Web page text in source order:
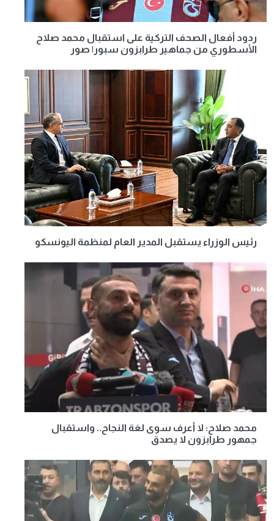
ردود أفعال الصحف التركية على استقبال محمد صلاح
الأسطوري من جماهير طرابزون سبور| صور
رئيس الوزراء يستقبل المدير العام لمنظمة اليونسكو
محمد صلاح: لا أعرف سوى لغة النجاح.. واستقبال
جمهور طرابزون لا يصدق